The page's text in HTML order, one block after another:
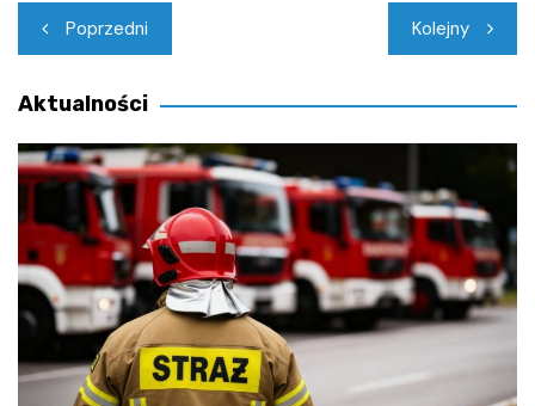
Nawigacja
wpisu
Poprzedni Kolejny
Aktualności